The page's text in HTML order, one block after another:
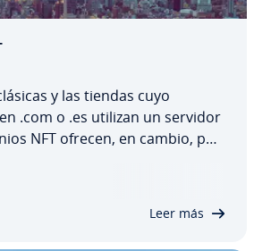
y las tiendas cuyo
.com o .es utilizan un servidor
NFT ofrecen, en cambio, po­
un NFT domain es de­s­ce­n­tra­
Leer más